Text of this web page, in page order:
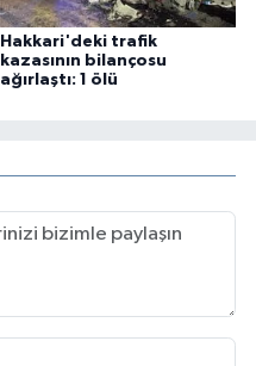
Hakkari'deki trafik
kazasının bilançosu
ağırlaştı: 1 ölü